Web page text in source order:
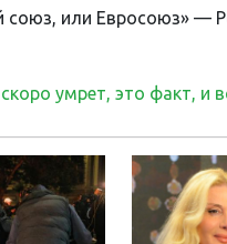
союз, или Евросоюз» —